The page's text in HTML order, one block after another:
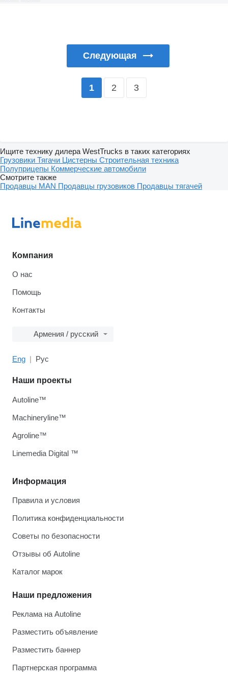
Следующая
1 2 3
Ищите технику дилера WestTrucks в таких категориях
Грузовики Тягачи Цистерны Строительная техника
Полуприцепы Коммерческие автомобили
Смотрите также
Продавцы MAN Продавцы грузовиков Продавцы тягачей
Компания
О нас
Помощь
Контакты
Армения / русский
Eng Рус
Информация
Правила и условия
Политика конфиденциальности
Советы по безопасности
Отзывы об Autoline
Каталог марок
Наши предложения
Реклама на Autoline
Разместить объявление
Разместить баннер
Партнерская программа
Наши проекты
Autoline™
Machineryline™
Agroline™
Linemedia Digital ™